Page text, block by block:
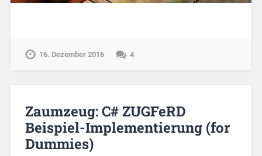
16. Dezember 2016 4
Zaumzeug: C# ZUGFeRD
Beispiel-Implementierung (for
Dummies)